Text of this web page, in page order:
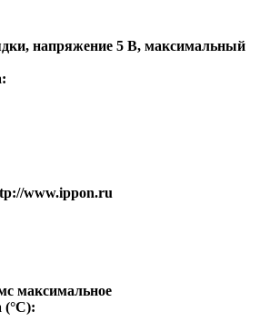
напряжение 5 В, максимальный
www.ippon.ru
максимальное
(°C):